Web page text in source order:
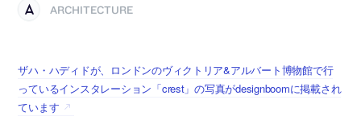
ARCHITECTURE
ザハ・ハディドが、ロンドンのヴィクトリア&アルバート博物館で行
っているインスタレーション「crest」の写真がdesignboomに掲載され
ています